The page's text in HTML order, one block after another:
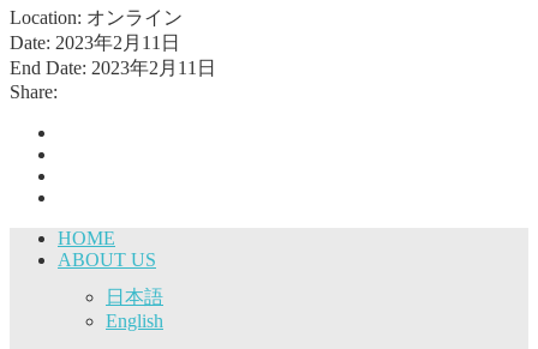
Location: オンライン
Date: 2023年2月11日
End Date: 2023年2月11日
Share:
HOME
ABOUT US
日本語
English